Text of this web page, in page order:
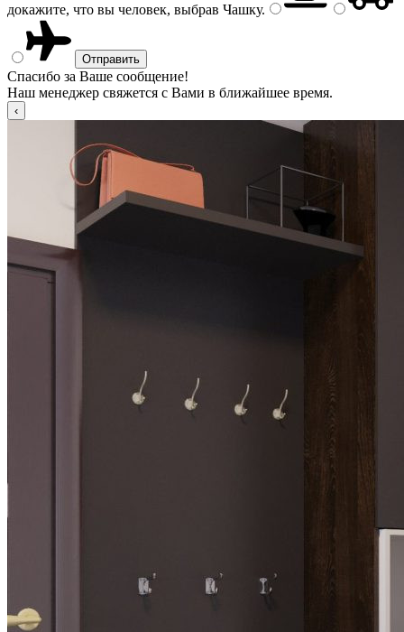
докажите, что вы человек, выбрав Чашку.
Спасибо за Ваше сообщение!
Наш менеджер свяжется с Вами в ближайшее время.